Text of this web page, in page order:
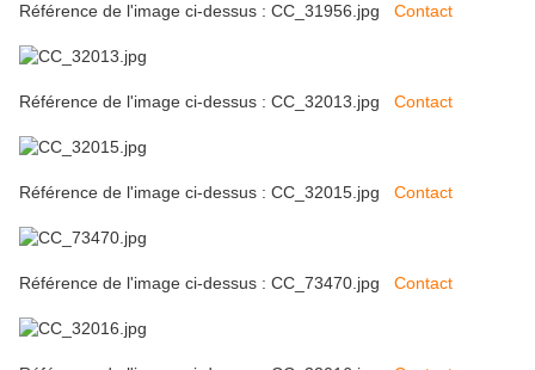
Référence de l'image ci-dessus : CC_31956.jpg Contact
Référence de l'image ci-dessus : CC_32013.jpg Contact
Référence de l'image ci-dessus : CC_32015.jpg Contact
Référence de l'image ci-dessus : CC_73470.jpg Contact